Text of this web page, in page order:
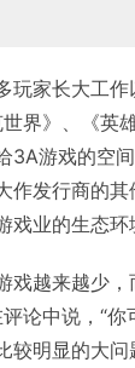
家长大工
界》、《英
3A游戏的空
发行商的
业的生态环
戏越来越少
论中说，“
较明显的大